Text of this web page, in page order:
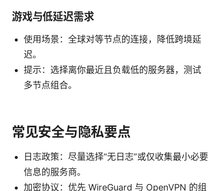
游戏与低延迟需求
使用场景：全球对等节点的连接，降低跨境延
迟。
提示：选择离你最近且负载低的服务器，测试
多节点组合。
常见安全与隐私要点
日志政策：尽量选择“无日志”或仅收集最小必要
信息的服务商。
加密协议：优先 WireGuard 与 OpenVPN 的组